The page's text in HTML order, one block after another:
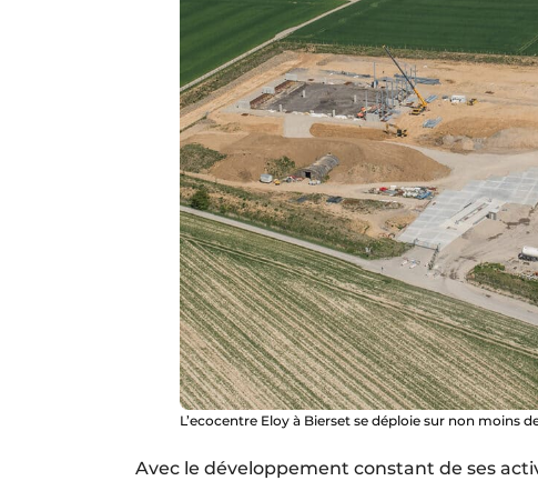
L’ecocentre Eloy à Bierset se déploie sur non moins
Avec le développement constant de ses